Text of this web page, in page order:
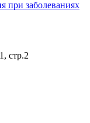
при заболеваниях
стр.2